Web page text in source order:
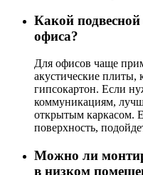
Какой
офиса?
Для офисов чаще
акустические плиты,
гипсокартон. Если
коммуникациям,
открытым каркасом.
поверхность,
Можно ли
в низком